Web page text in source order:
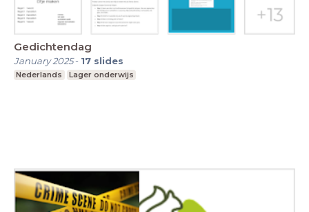
Gedichtendag
January 2025- 17 slides
Nederlands Lager onderwijs